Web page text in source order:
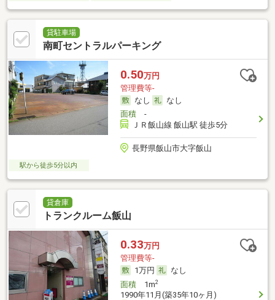
貸駐車場
南町セントラルパーキング
0.50万円
管理費等-
なし
なし
面積-
ＪＲ飯山線 飯山駅 徒歩5分
長野県飯山市大字飯山
駅から徒歩5分以内
貸倉庫
トランクルーム飯山
0.33万円
管理費等-
1万円
なし
面積1m2
1990年11月(築35年10ヶ月)